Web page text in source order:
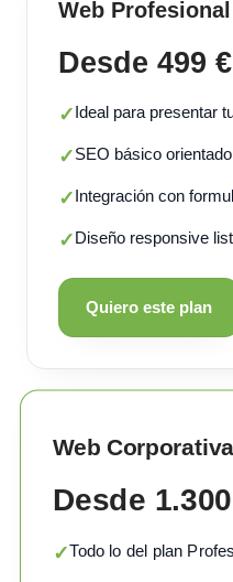
Web Profesional
Desde 499 €
✓Ideal para presentar
✓SEO básico
✓Integración con
✓Diseño responsive
Quiero este plan
Web Corporativa
Desde
✓Todo lo del plan